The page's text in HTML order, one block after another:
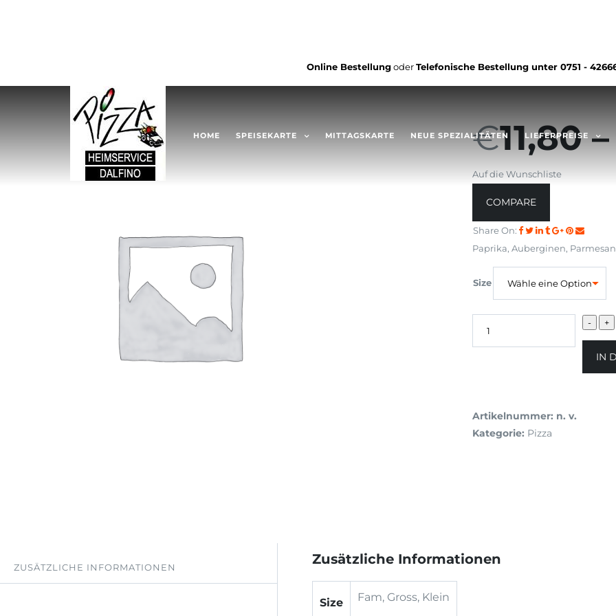
Online BestellungoderTelefonische Bestellung unter 0751 -
HOME SPEISEKARTE MITTAGSKARTE NEUE SPEZIALITÄTEN LIEFERPREISE
€11,80
Auf die Wunschliste
COMPARE
Share On:
Paprika, Auberginen,
Size
IN
Artikelnummer: n. v.
Kategorie: Pizza
ZUSÄTZLICHE INFORMATIONEN
Zusätzliche Informationen
Size Fam, Gross, Klein